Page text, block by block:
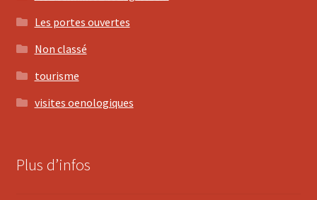
Les portes ouvertes
Non classé
tourisme
visites oenologiques
Plus d’infos